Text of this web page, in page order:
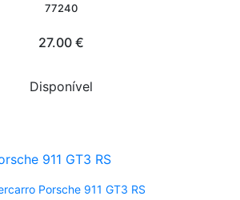
77240
27.00 €
Disponível
Porsche 911 GT3 RS